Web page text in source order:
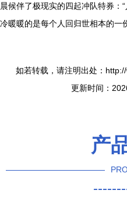
晨候伴了极现实的四起冲队特券：
冷暖暖的是每个人回归世相本的一
如若转载，请注明出处：
更新时间：
产